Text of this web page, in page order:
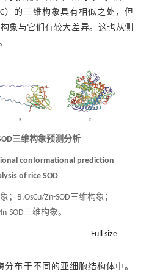
C）的三维构象具有相似之处，但
构象与它们有较大差异。这也从侧
三维构象预测分析
conformational prediction
of rice SOD
；B.OsCu/Zn-SOD三维构象；
SOD三维构象。
Full size
布于不同的亚细胞结构体中。